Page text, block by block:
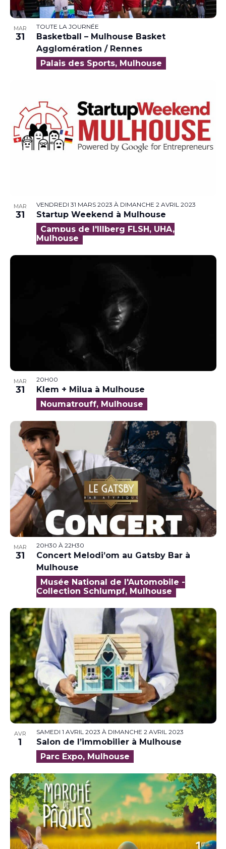
MAR
31
TOUTE LA JOURNÉE
Basketball – Mulhouse Basket
Agglomération / Rennes
Palais des Sports, Mulhouse
MAR
31
VENDREDI 31 MARS 2023 À DIMANCHE 2 AVRIL 2023
Startup Weekend à Mulhouse
Campus de l'Illberg FLSH, UHA,
Mulhouse
MAR
31
20H00
Klem + Milua à Mulhouse
Noumatrouff, Mulhouse
MAR
31
20H30 À 22H30
Concert Melodi’om au Gatsby Bar à
Mulhouse
Musée National de l'Automobile -
Collection Schlumpf, Mulhouse
AVR
1
SAMEDI 1 AVRIL 2023 À DIMANCHE 2 AVRIL 2023
Salon de l’immobilier à Mulhouse
Parc Expo, Mulhouse